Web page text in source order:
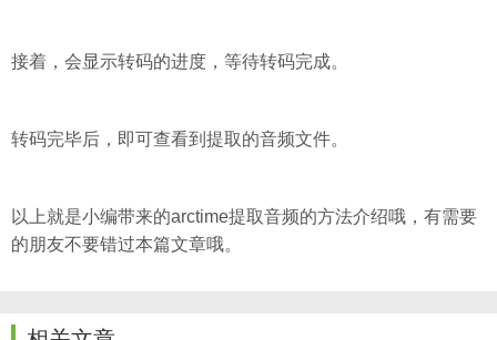
接着，会显示转码的进度，等待转码完成。
转码完毕后，即可查看到提取的音频文件。
以上就是小编带来的arctime提取音频的方法介绍哦，有需要
的朋友不要错过本篇文章哦。